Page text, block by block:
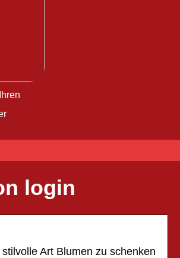
login
Art Blumen zu schenken